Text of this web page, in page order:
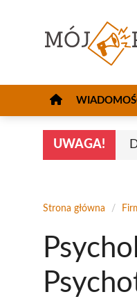
UWAGA!
Strona główna /